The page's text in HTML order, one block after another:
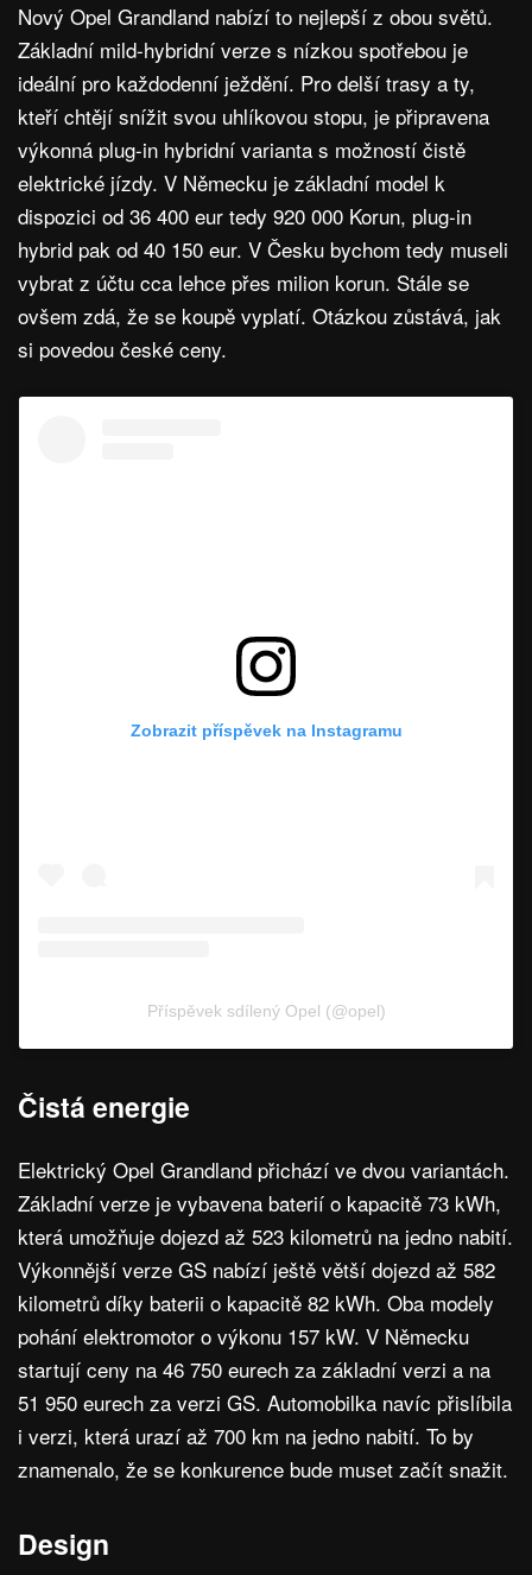
Nový Opel Grandland nabízí to nejlepší z obou světů.
Základní mild-hybridní verze s nízkou spotřebou je
ideální pro každodenní ježdění. Pro delší trasy a ty,
kteří chtějí snížit svou uhlíkovou stopu, je připravena
výkonná plug-in hybridní varianta s možností čistě
elektrické jízdy. V Německu je základní model k
dispozici od 36 400 eur tedy 920 000 Korun, plug-in
hybrid pak od 40 150 eur. V Česku bychom tedy museli
vybrat z účtu cca lehce přes milion korun. Stále se
ovšem zdá, že se koupě vyplatí. Otázkou zůstává, jak
si povedou české ceny.
Zobrazit příspěvek na Instagramu
Příspěvek sdílený Opel (@opel)
Čistá energie
Elektrický Opel Grandland přichází ve dvou variantách.
Základní verze je vybavena baterií o kapacitě 73 kWh,
která umožňuje dojezd až 523 kilometrů na jedno nabití.
Výkonnější verze GS nabízí ještě větší dojezd až 582
kilometrů díky baterii o kapacitě 82 kWh. Oba modely
pohání elektromotor o výkonu 157 kW. V Německu
startují ceny na 46 750 eurech za základní verzi a na
51 950 eurech za verzi GS. Automobilka navíc přislíbila
i verzi, která urazí až 700 km na jedno nabití. To by
znamenalo, že se konkurence bude muset začít snažit.
Design